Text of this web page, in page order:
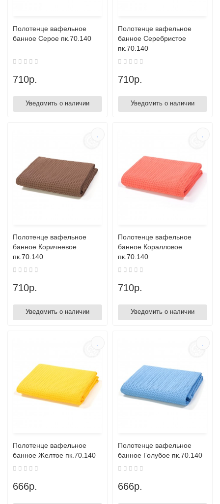
Полотенце вафельное
банное Серое пк.70.140
710р.
Уведомить о наличии
Полотенце вафельное
банное Серебристое
пк.70.140
710р.
Уведомить о наличии
Полотенце вафельное
банное Коричневое
пк.70.140
710р.
Уведомить о наличии
Полотенце вафельное
банное Коралловое
пк.70.140
710р.
Уведомить о наличии
Полотенце вафельное
банное Желтое пк.70.140
666р.
Полотенце вафельное
банное Голубое пк.70.140
666р.